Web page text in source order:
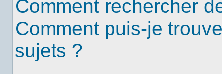
Comment rechercher
Comment puis-je
sujets ?